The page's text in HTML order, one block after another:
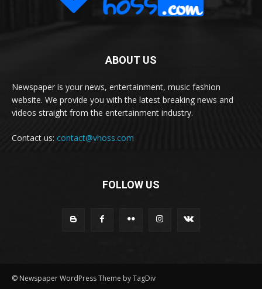
ABOUT US
Newspaper is your news, entertainment, music fashion
website. We provide you with the latest breaking news and
videos straight from the entertainment industry.
Contact us: contact@vhoss.com
FOLLOW US
© Newspaper WordPress Theme by TagDiv